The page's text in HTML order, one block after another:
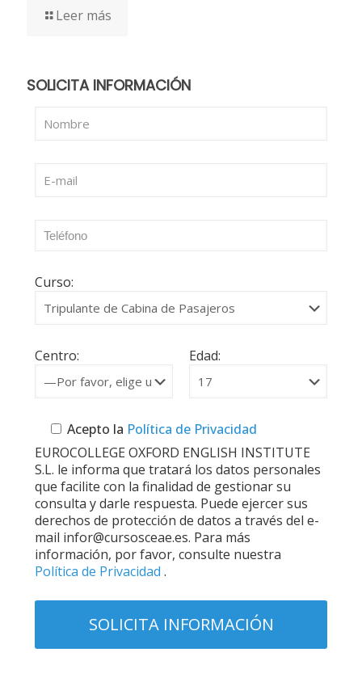
Leer más
SOLICITA INFORMACIÓN
Curso:
Centro: Edad:
Acepto la Política de Privacidad
EUROCOLLEGE OXFORD ENGLISH INSTITUTE
S.L. le informa que tratará los datos personales
que facilite con la finalidad de gestionar su
consulta y darle respuesta. Puede ejercer sus
derechos de protección de datos a través del e-
mail infor@cursosceae.es. Para más
información, por favor, consulte nuestra
Política de Privacidad .